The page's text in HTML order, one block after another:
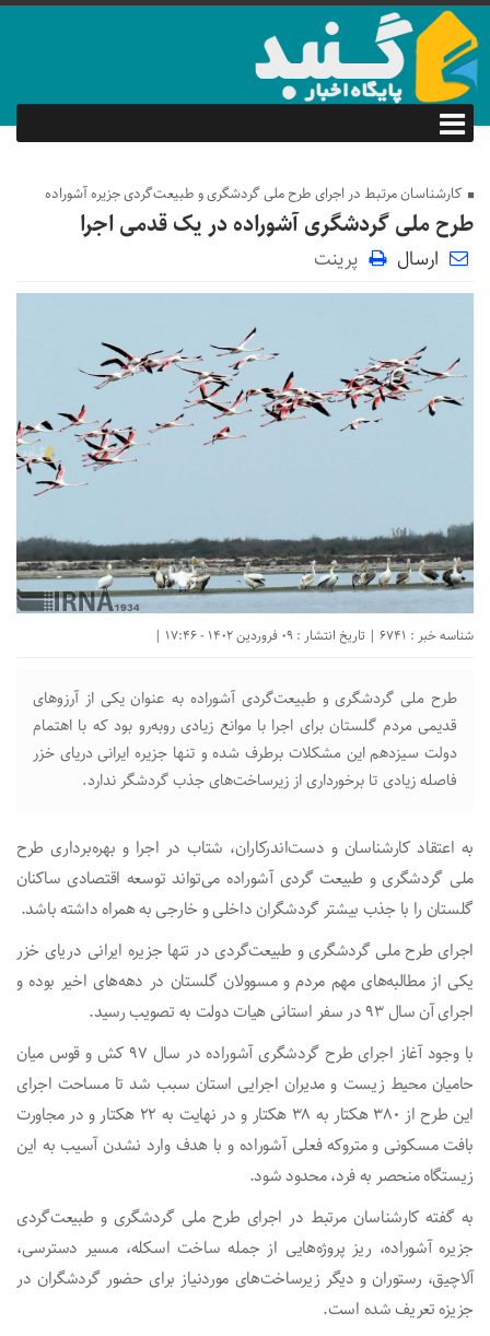
کارشناسان مرتبط در اجرای طرح ملی گردشگری و طبیعت‌گردی جزیره آشوراده
طرح ملی گردشگری آشوراده در یک قدمی اجرا
ارسال پرینت
شناسه خبر : 6741 | تاریخ انتشار : 09 فروردین 1402 - 17:46 |
طرح ملی گردشگری و طبیعت‌گردی آشوراده به عنوان یکی از آرزوهای
قدیمی مردم گلستان برای اجرا با موانع زیادی روبه‌رو بود که با اهتمام
دولت سیزدهم این مشکلات برطرف شده و تنها جزیره ایرانی دریای خزر
فاصله زیادی تا برخورداری از زیرساخت‌های جذب گردشگر ندارد.
به اعتقاد کارشناسان و دست‌اندرکاران، شتاب در اجرا و بهره‌برداری طرح
ملی گردشگری و طبیعت گردی آشوراده می‌تواند توسعه اقتصادی ساکنان
گلستان را با جذب بیشتر گردشگران داخلی و خارجی به همراه داشته باشد.
اجرای طرح ملی گردشگری و طبیعت‌گردی در تنها جزیره ایرانی دریای خزر
یکی از مطالبه‌های مهم مردم و مسوولان گلستان در دهه‌های اخیر بوده و
اجرای آن سال ۹۳ در سفر استانی هیات دولت به تصویب رسید.
با وجود آغاز اجرای طرح گردشگری آشوراده در سال ۹۷ کش و قوس میان
حامیان محیط زیست و مدیران اجرایی استان سبب شد تا مساحت اجرای
این طرح از ۳۸۰ هکتار به ۳۸ هکتار و در نهایت به ۲۲ هکتار و در مجاورت
بافت مسکونی و متروکه فعلی آشوراده و با هدف وارد نشدن آسیب به این
زیستگاه منحصر به فرد، محدود شود.
به گفته کارشناسان مرتبط در اجرای طرح ملی گردشگری و طبیعت‌گردی
جزیره آشوراده، ریز پروژه‌هایی از جمله ساخت اسکله، مسیر دسترسی،
آلاچیق، رستوران و دیگر زیرساخت‌های موردنیاز برای حضور گردشگران در
جزیزه تعریف شده است.